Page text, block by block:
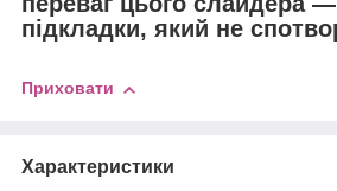
підкладки, який не
Приховати
Характеристики